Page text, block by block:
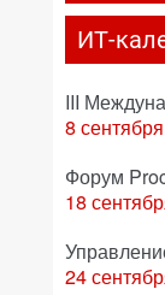
ИТ-
III
8
Форум
18
24